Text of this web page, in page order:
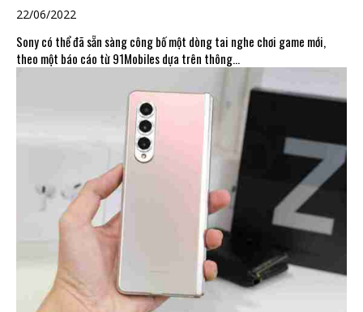
22/06/2022
Sony có thể đã sẵn sàng công bố một dòng tai nghe chơi game mới,
theo một báo cáo từ 91Mobiles dựa trên thông...